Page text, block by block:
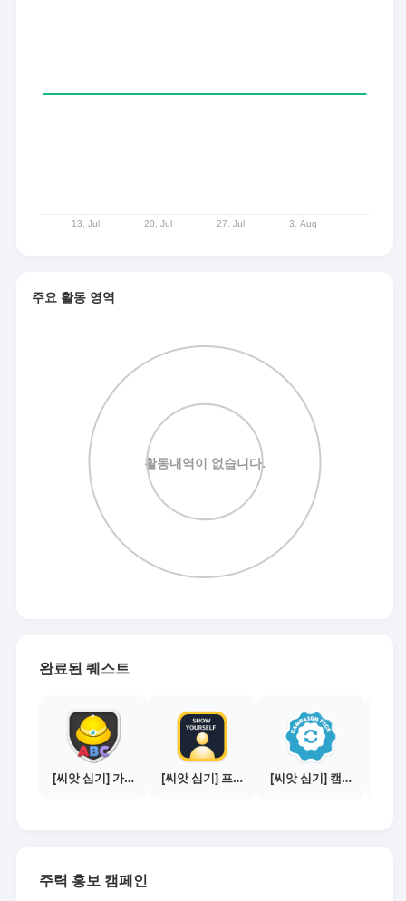
주요 활동 영역
완료된 퀘스트
[씨앗 심기] 가이드보기 - 매체별 활동 가이드 [씨앗 심기] 프로필 사진 등록하기 [씨앗 심기] 캠페인 전환하기
주력 홍보 캠페인